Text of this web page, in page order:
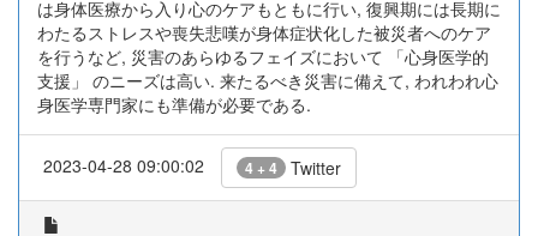
は身体医療から入り心のケアもともに行い, 復興期には長期に
わたるストレスや喪失悲嘆が身体症状化した被災者へのケア
を行うなど, 災害のあらゆるフェイズにおいて 「心身医学的
支援」 のニーズは高い. 来たるべき災害に備えて, われわれ心
身医学専門家にも準備が必要である.
2023-04-28 09:00:02 4 + 4 Twitter